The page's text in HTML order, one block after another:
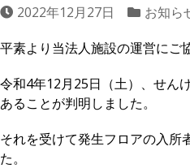
2022年12月27日
お知ら
平素より当法人施設の運営にご
令和4年12月25日（土）、せん
あることが判明しました。
それを受けて発生フロアの入所
た。